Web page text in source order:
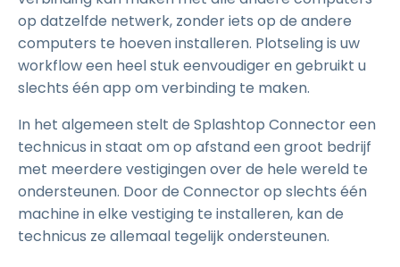
op datzelfde netwerk, zonder iets op de andere
computers te hoeven installeren. Plotseling is uw
workflow een heel stuk eenvoudiger en gebruikt u
slechts één app om verbinding te maken.
In het algemeen stelt de Splashtop Connector een
technicus in staat om op afstand een groot bedrijf
met meerdere vestigingen over de hele wereld te
ondersteunen. Door de Connector op slechts één
machine in elke vestiging te installeren, kan de
technicus ze allemaal tegelijk ondersteunen.